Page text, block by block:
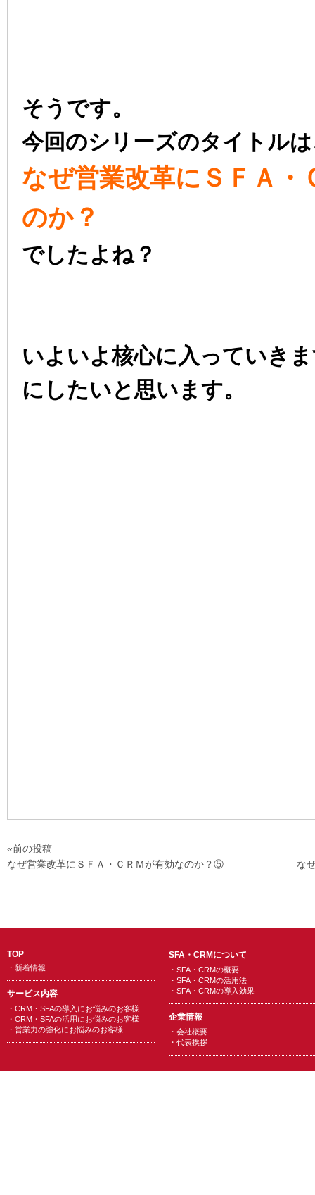
そうです。
今回のシリーズのタイトル
なぜ営業改革にＳＦＡ・
のか？
でしたよね？
いよいよ核心に入っていき
にしたいと思います。
«前の投稿
なぜ営業改革にＳＦＡ・ＣＲＭが有効なのか？⑤
な
TOP
・ 新着情報
サービス内容
・ CRM・SFAの導入にお悩みのお客様
・ CRM・SFAの活用にお悩みのお客様
・ 営業力の強化にお悩みのお客様
SFA・CRMについて
・ SFA・CRMの概要
・ SFA・CRMの活用法
・ SFA・CRMの導入効果
企業情報
・ 会社概要
・ 代表挨拶